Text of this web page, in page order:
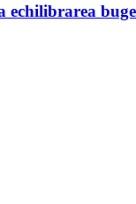
echilibrarea